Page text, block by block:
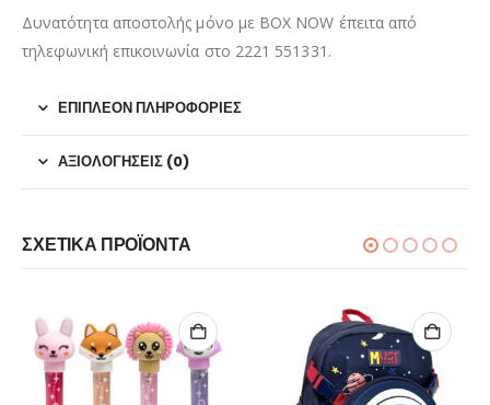
Δυνατότητα αποστολής μόνο με BOX NOW έπειτα από
τηλεφωνική επικοινωνία στο 2221 551331.
ΕΠΙΠΛΈΟΝ ΠΛΗΡΟΦΟΡΊΕΣ
ΑΞΙΟΛΟΓΉΣΕΙΣ (0)
ΣΧΕΤΙΚΆ ΠΡΟΪΌΝΤΑ